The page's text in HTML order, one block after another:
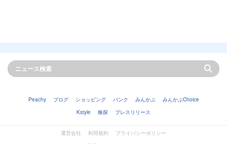
Peachy ブログ ショッピング バンク みんかぶ
みんかぶChoice
Kstyle
株探 プレスリリース
運営会社 利用規約
プライバシーポリシー